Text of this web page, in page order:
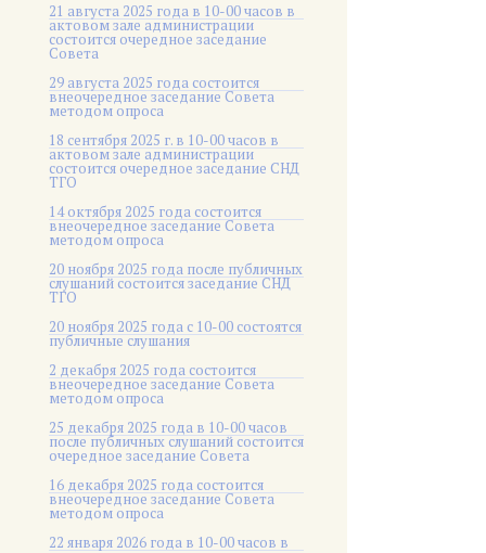
21 августа 2025 года в 10-00 часов в
актовом зале администрации
состоится очередное заседание
Совета
29 августа 2025 года состоится
внеочередное заседание Совета
методом опроса
18 сентября 2025 г. в 10-00 часов в
актовом зале администрации
состоится очередное заседание СНД
ТГО
14 октября 2025 года состоится
внеочередное заседание Совета
методом опроса
20 ноября 2025 года после публичных
слушаний состоится заседание СНД
ТГО
20 ноября 2025 года c 10-00 состоятся
публичные слушания
2 декабря 2025 года состоится
внеочередное заседание Совета
методом опроса
25 декабря 2025 года в 10-00 часов
после публичных слушаний состоится
очередное заседание Совета
16 декабря 2025 года состоится
внеочередное заседание Совета
методом опроса
22 января 2026 года в 10-00 часов в